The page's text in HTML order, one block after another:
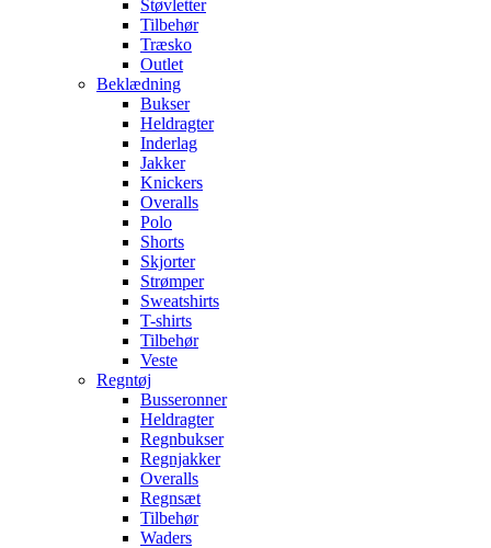
Støvletter
Tilbehør
Træsko
Outlet
Beklædning
Bukser
Heldragter
Inderlag
Jakker
Knickers
Overalls
Polo
Shorts
Skjorter
Strømper
Sweatshirts
T-shirts
Tilbehør
Veste
Regntøj
Busseronner
Heldragter
Regnbukser
Regnjakker
Overalls
Regnsæt
Tilbehør
Waders